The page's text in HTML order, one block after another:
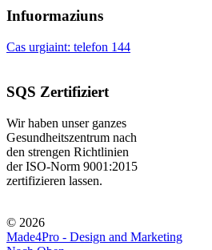
Infuormaziuns
Cas urgiaint: telefon 144
SQS Zertifiziert
Wir haben unser ganzes
Gesundheitszentrum nach
den strengen Richtlinien
der ISO-Norm 9001:2015
zertifizieren lassen.
© 2026
Made4Pro - Design and Marketing